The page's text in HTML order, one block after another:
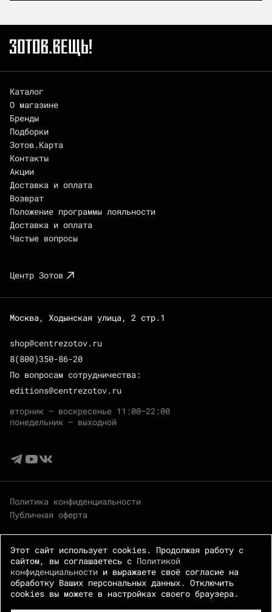
Каталог
О магазине
Бренды
Подборки
Зотов.Карта
Контакты
Акции
Доставка и оплата
Возврат
Положение программы лояльности
Доставка и оплата
Частые вопросы
Центр Зотов
Москва, Ходынская улица, 2 стр.1
shop@centrezotov.ru
8(800)350-86-20
По вопросам сотрудничества:
editions@centrezotov.ru
вторник — воскресенье 11:00–22:00
понедельник — выходной
Политика конфиденциальности
Публичная оферта
Этот сайт использует cookies. Продолжая работу с
сайтом, вы соглашаетесь с Политикой
конфиденциальности и выражаете своё согласие на
обработку Ваших персональных данных. Отключить
cookies вы можете в настройках своего браузера.